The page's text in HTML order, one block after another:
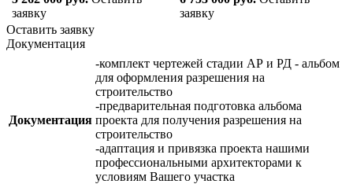
заявку
заявку
Оставить заявку
Документация
Документация
-комплект чертежей стадии АР и РД - альбом
для оформления разрешения на
строительство
-предварительная подготовка альбома
проекта для получения разрешения на
строительство
-адаптация и привязка проекта нашими
профессиональными архитекторами к
условиям Вашего участка